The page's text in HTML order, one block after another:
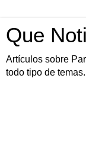
Que
Artículos sobre
todo tipo de temas.